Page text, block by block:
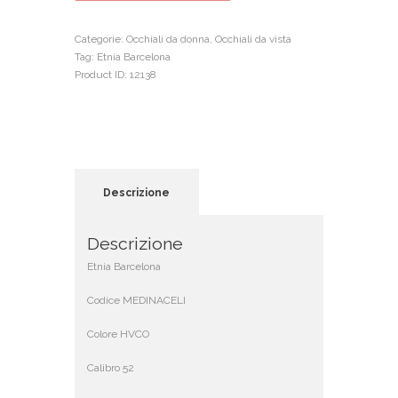
Categorie: Occhiali da donna, Occhiali da vista
Tag: Etnia Barcelona
Product ID: 12138
Descrizione
Descrizione
Etnia Barcelona
Codice MEDINACELI
Colore HVCO
Calibro 52